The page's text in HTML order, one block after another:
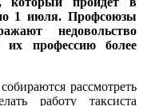
1 июля. Профсоюзы
недовольство
их профессию более
рассмотреть
работу таксиста